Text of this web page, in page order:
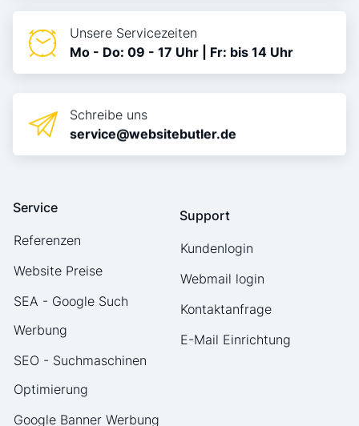
Unsere Servicezeiten
Mo - Do: 09 - 17 Uhr | Fr: bis 14 Uhr
Schreibe uns
service@websitebutler.de
Service
Referenzen
Website Preise
SEA - Google Such
Werbung
SEO - Suchmaschinen
Optimierung
Google Banner Werbung
Support
Kundenlogin
Webmail login
Kontaktanfrage
E-Mail Einrichtung